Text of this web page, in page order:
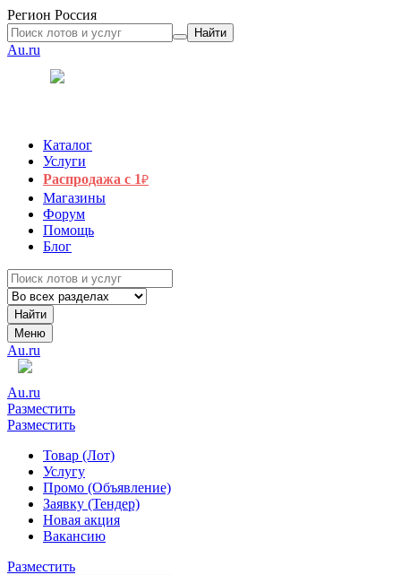
Регион Россия
Найти
Au.ru
Каталог
Услуги
Распродажа с 1₽
Магазины
Форум
Помощь
Блог
Найти
Меню
Au.ru
Au.ru
Разместить
Разместить
Товар (Лот)
Услугу
Промо (Объявление)
Заявку (Тендер)
Новая акция
Вакансию
Разместить